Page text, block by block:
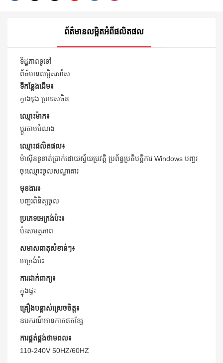
ព័ត៌មានលម្អិតអំពីផលិតផល
ទិដ្ឋភាពទូទៅ
ព័ត៌មានលម្អិតរហ័ស
ទីកន្លែងដើម៖
ក្វាងទុង ប្រទេសចិន
ឈ្មោះ​ម៉ាក៖
ប្ដូរតាមបំណង
ឈ្មោះផលិតផល៖
ម៉ាស៊ីនទូទាត់ប្រាក់ដោយស្វ័យប្រវត្តិ ប្រព័ន្ធប្រតិបត្តិការ Windows បញ្ជរ
ចុះឈ្មោះចូលសណ្ឋាគារ
មុខងារ៖
បញ្ជរ​ពិនិត្យ​ចូល
ប្រភេទអេក្រង់ប៉ះ៖
ប៉ះ​សមត្ថភាព
សមាសធាតុសំខាន់ៗ៖
អេក្រង់ប៉ះ
ការដាក់ពាក្យ៖
ក្នុងផ្ទះ
គ្រឿងបន្លាស់ស្រេចចិត្ត៖
ឧបករណ៍អានកាតឥតខ្សែ
ការផ្គត់ផ្គង់ថាមពល៖
110-240V 50HZ/60HZ